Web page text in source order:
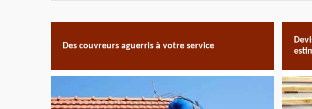
Des couvreurs aguerris à votre service